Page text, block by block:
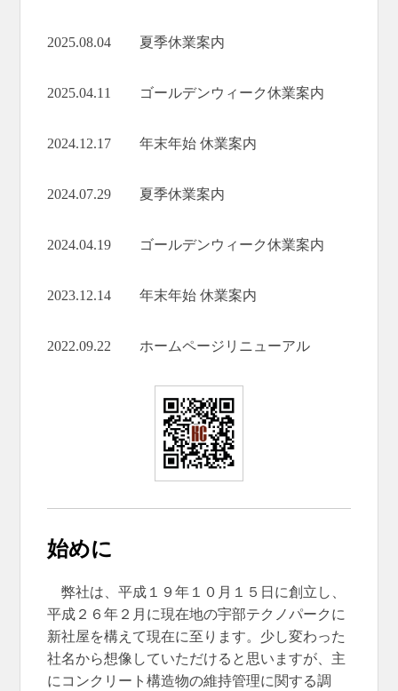
2025.08.04 夏季休業案内
2025.04.11 ゴールデンウィーク休業案内
2024.12.17 年末年始 休業案内
2024.07.29 夏季休業案内
2024.04.19 ゴールデンウィーク休業案内
2023.12.14 年末年始 休業案内
2022.09.22 ホームページリニューアル
始めに
弊社は、平成１９年１０月１５日に創立し、
平成２６年２月に現在地の宇部テクノパークに
新社屋を構えて現在に至ります。少し変わった
社名から想像していただけると思いますが、主
にコンクリート構造物の維持管理に関する調